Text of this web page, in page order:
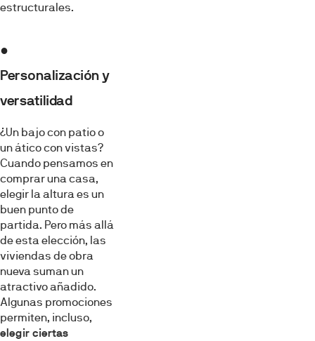
estructurales.
●
Personalización y
versatilidad
¿Un bajo con patio o
un ático con vistas?
Cuando pensamos en
comprar una casa,
elegir la altura es un
buen punto de
partida. Pero más allá
de esta elección, las
viviendas de obra
nueva suman un
atractivo añadido.
Algunas promociones
permiten, incluso,
elegir ciertas